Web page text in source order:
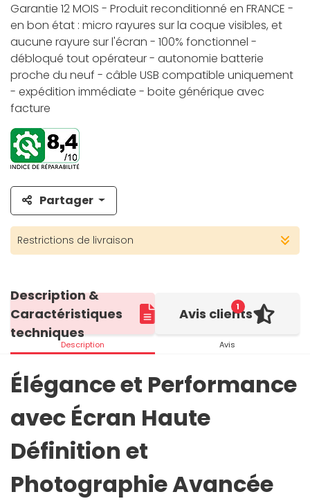
Garantie 12 MOIS - Produit reconditionné en FRANCE -
en bon état : micro rayures sur la coque visibles, et
aucune rayure sur l'écran - 100% fonctionnel -
débloqué tout opérateur - autonomie batterie
proche du neuf - câble USB compatible uniquement
- expédition immédiate - boite générique avec
facture
Partager
Restrictions de livraison
Description &
Caractéristiques
techniques
Description
1
Avis clients
Avis
Élégance et Performance
avec Écran Haute
Définition et
Photographie Avancée